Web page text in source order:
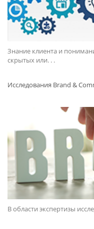
Знание клиента и
скрытых или. . .
Исследования Brand &
В области экспертизы